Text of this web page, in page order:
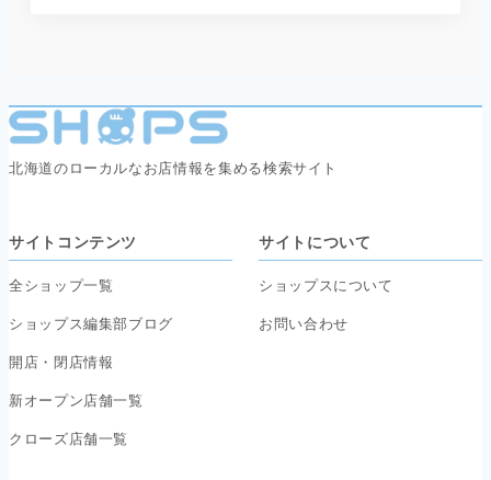
北海道のローカルなお店情報を集める検索サイト
サイトコンテンツ
全ショップ一覧
ショップス編集部ブログ
開店・閉店情報
新オープン店舗一覧
クローズ店舗一覧
サイトについて
ショップスについて
お問い合わせ